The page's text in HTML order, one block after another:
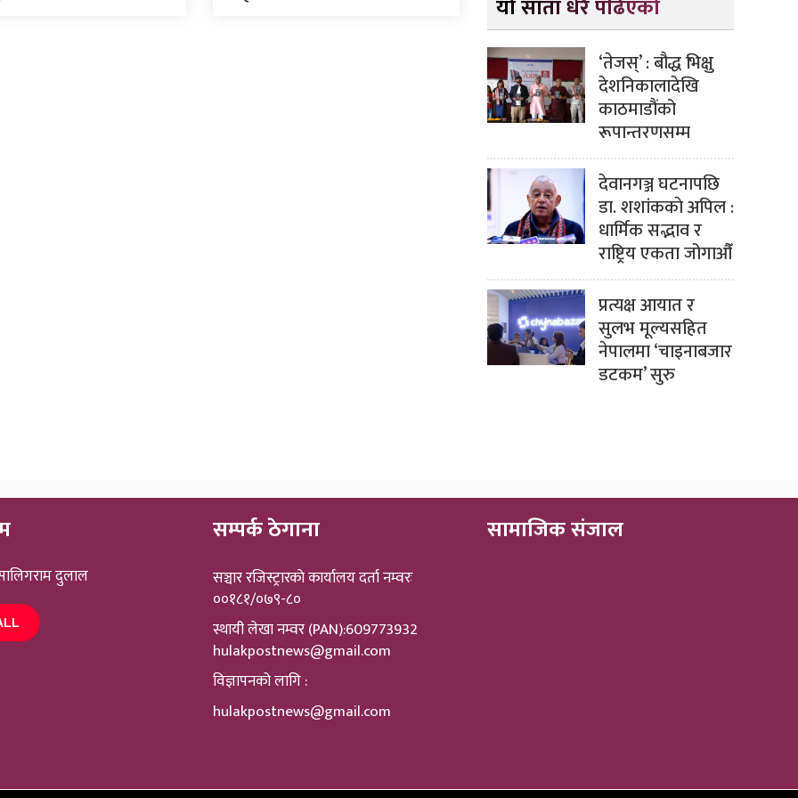
यो साता धेरै पढिएको
‘तेजस्’ : बौद्ध भिक्षु
देशनिकालादेखि
काठमाडौंको
रूपान्तरणसम्म
देवानगञ्ज घटनापछि
डा. शशांककाे अपिल :
धार्मिक सद्भाव र
राष्ट्रिय एकता जोगाऔँ
प्रत्यक्ष आयात र
सुलभ मूल्यसहित
नेपालमा ‘चाइनाबजार
डटकम’ सुरु
दुलाल
सम्पर्क ठेगाना
सञ्चार रजिस्ट्रारकाे कार्यालय दर्ता नम्वरः
००१८१/०७९-८०
स्थायी लेखा नम्वर (PAN):609773932
hulakpostnews@gmail.com
विज्ञापनको लागि :
hulakpostnews@gmail.com
सामाजिक संजाल